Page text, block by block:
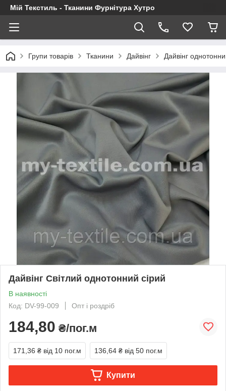
Мій Текстиль - Тканини Фурнітура Хутро
Групи товарів Тканини Дайвінг Дайвінг
Дайвінг Світлий однотонний сірий
В наявності
Код: DV-99-009
Опт і роздріб
184,80 ₴/пог.м
171,36 ₴ від 10 пог.м 136,64 ₴ від 50 пог.м
Купити